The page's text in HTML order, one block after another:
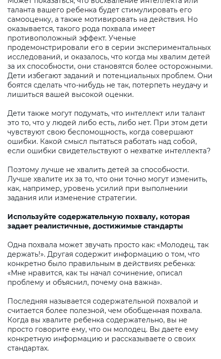
таланта вашего ребенка будет стимулировать его
самооценку, а также мотивировать на действия. Но
оказывается, такого рода похвала имеет
противоположный эффект. Ученые
продемонстрировали его в серии экспериментальных
исследований, и оказалось, что когда мы хвалим детей
за их способности, они становятся более осторожными.
Дети избегают заданий и потенциальных проблем. Они
боятся сделать что-нибудь не так, потерпеть неудачу и
лишиться вашей высокой оценки.
Дети также могут подумать, что интеллект или талант
это то, что у людей либо есть, либо нет. При этом дети
чувствуют свою беспомощность, когда совершают
ошибки. Какой смысл пытаться работать над собой,
если ошибки свидетельствуют о нехватке интеллекта?
Поэтому лучше не хвалить детей за способности.
Лучше хвалите их за то, что они точно могут изменить,
как, например, уровень усилий при выполнении
задания или изменение стратегии.
Используйте содержательную похвалу, которая
задает реалистичные, достижимые стандарты
Одна похвала может звучать просто как: «Молодец, так
держать!». Другая содержит информацию о том, что
конкретно было правильным в действиях ребенка:
«Мне нравится, как ты начал сочинение, описал
проблему и объяснил, почему она важна».
Последняя называется содержательной похвалой и
считается более полезной, чем обобщенная похвала.
Когда вы хвалите ребенка содержательно, вы не
просто говорите ему, что он молодец. Вы даете ему
конкретную информацию и рассказываете о своих
стандартах.